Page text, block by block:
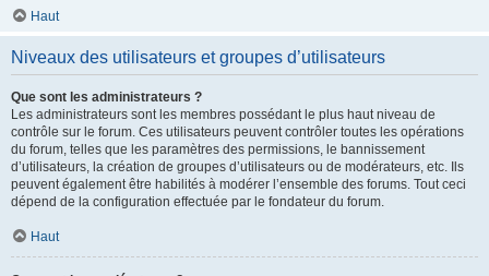
Haut
Niveaux des utilisateurs et groupes d’utilisateurs
Que sont les administrateurs ?
Les administrateurs sont les membres possédant le plus haut niveau de
contrôle sur le forum. Ces utilisateurs peuvent contrôler toutes les opérations
du forum, telles que les paramètres des permissions, le bannissement
d’utilisateurs, la création de groupes d’utilisateurs ou de modérateurs, etc. Ils
peuvent également être habilités à modérer l’ensemble des forums. Tout ceci
dépend de la configuration effectuée par le fondateur du forum.
Haut